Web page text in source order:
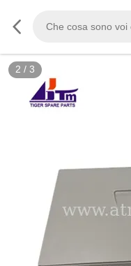
2 / 3